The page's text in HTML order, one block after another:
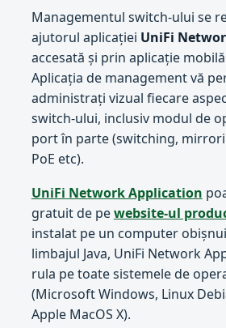
Managementul switch-ului se
ajutorul aplicației UniFi
accesată și prin aplicație
Aplicația de management vă
administrați vizual fiecare
switch-ului, inclusiv modul de
port în parte (switching,
PoE etc).
UniFi Network Application
gratuit de pewebsite-ul
instalat pe un computer
limbajul Java, UniFi Network
rula pe toate sistemele de
(Microsoft Windows, Linux
Apple MacOS X).